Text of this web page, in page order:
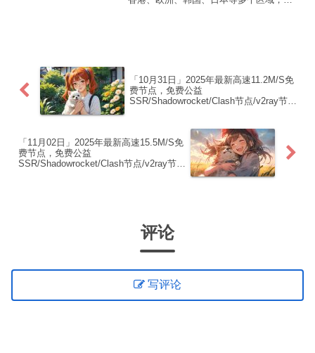
「10月31日」2025年最新高速11.2M/S免
费节点，免费公益
SSR/Shadowrocket/Clash节点/v2ray节
「11月02日」2025年最新高速15.5M/S免
费节点，免费公益
SSR/Shadowrocket/Clash节点/v2ray节
评论
写评论